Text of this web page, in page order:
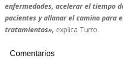
enfermedades, acelerar el tiempo
pacientes y allanar el camino para
tratamientos», explica Turro.
Comentarios